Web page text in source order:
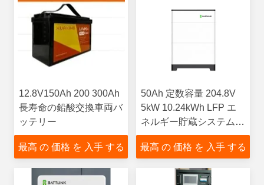
12.8V150Ah 200 300Ah
長寿命の鉛酸交換車両バ
ッテリー
最高 の 価格 を 入手 する
50Ah 定数容量 204.8V
5kW 10.24kWh LFP エ
ネルギー貯蔵システム
リモートコントロール
ESS
最高 の 価格 を 入手 する